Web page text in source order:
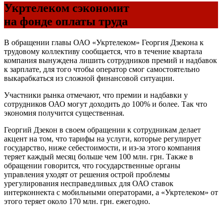
Укртелеком сэкономит
на фонде оплаты труда
В обращении главы ОАО «Укртелеком» Георгия Дзекона к
трудовому коллективу сообщается, что в течение квартала
компания вынуждена лишить сотрудников премий и надбавок
к зарплате, для того чтобы оператор смог самостоятельно
выкарабкаться из сложной финансовой ситуации.
Участники рынка отмечают, что премии и надбавки у
сотрудников ОАО могут доходить до 100% и более. Так что
экономия получится существенная.
Георгий Дзекон в своем обращении к сотрудникам делает
акцент на том, что тарифы на услуги, которые регулирует
государство, ниже себестоимости, и из-за этого компания
теряет каждый месяц больше чем 100 млн. грн. Также в
обращении говорится, что государственные органы
управления уходят от решения острой проблемы
урегулирования несправедливых для ОАО ставок
интерконнекта с мобильными операторами, а «Укртелеком» от
этого теряет около 170 млн. грн. ежегодно.